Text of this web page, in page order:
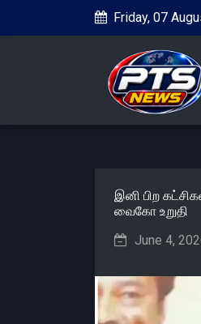
Friday, 07
இனி பிற
வைகோ உறுதி
June 4,